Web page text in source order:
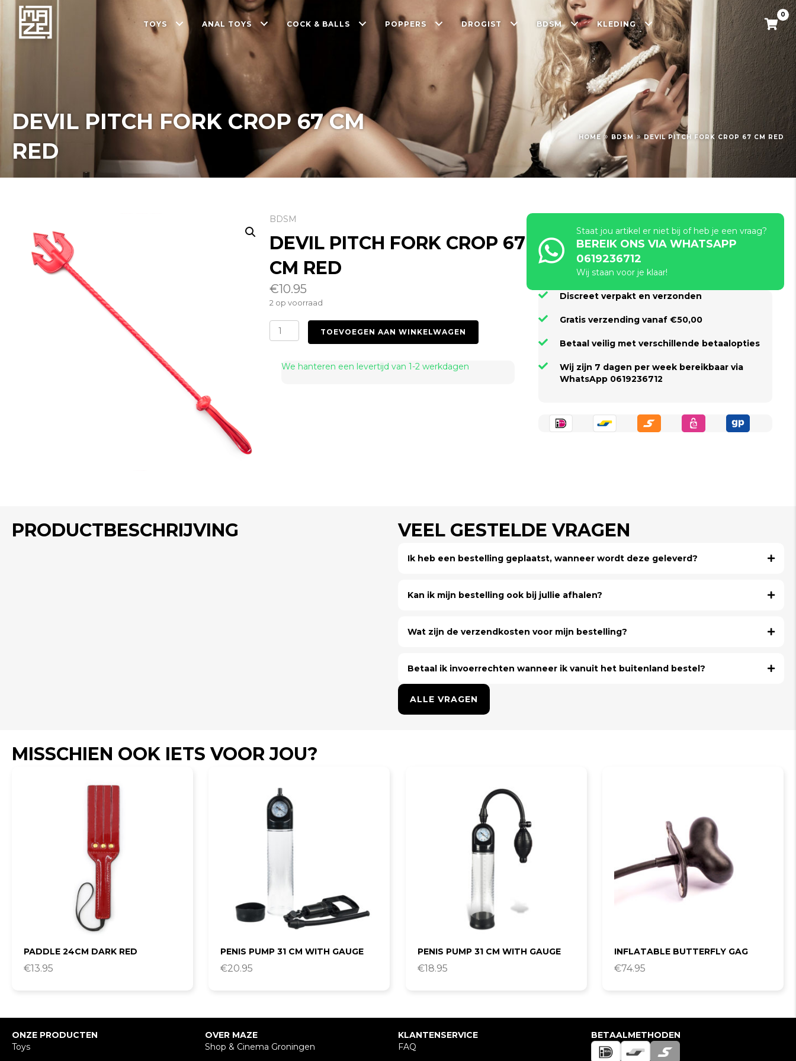
TOYS ANAL TOYS COCK & BALLS POPPERS DROGIST BDSM KLEDING
0
DEVIL PITCH FORK CROP 67 CM
RED
HOME » BDSM » DEVIL PITCH FORK CROP 67 CM RED
BDSM
DEVIL PITCH FORK CROP 67
CM RED
€10.95
2 op voorraad
Devil
Pitch
crop
TOEVOEGEN AAN WINKELWAGEN
We hanteren een levertijd van 1-2 werkdagen
Staat jou artikel er niet bij of heb je een vraag?
BEREIK ONS VIA WHATSAPP
0619236712
Wij staan voor je klaar!
Discreet verpakt en verzonden
Gratis verzending vanaf €50,00
Betaal veilig met verschillende betaalopties
Wij zijn 7 dagen per week bereikbaar via
WhatsApp 0619236712
PRODUCTBESCHRIJVING VEEL GESTELDE VRAGEN
Ik heb een bestelling geplaatst, wanneer wordt deze geleverd?
Kan ik mijn bestelling ook bij jullie afhalen?
Wat zijn de verzendkosten voor mijn bestelling?
Betaal ik invoerrechten wanneer ik vanuit het buitenland bestel?
ALLE VRAGEN
MISSCHIEN OOK IETS VOOR JOU?
PADDLE 24CM DARK RED
€13.95
PENIS PUMP 31 CM WITH GAUGE
€20.95
PENIS PUMP 31 CM WITH GAUGE
€18.95
INFLATABLE BUTTERFLY GAG
€74.95
ONZE PRODUCTEN
Toys
OVER MAZE
Shop & Cinema Groningen
KLANTENSERVICE
FAQ
BETAALMETHODEN